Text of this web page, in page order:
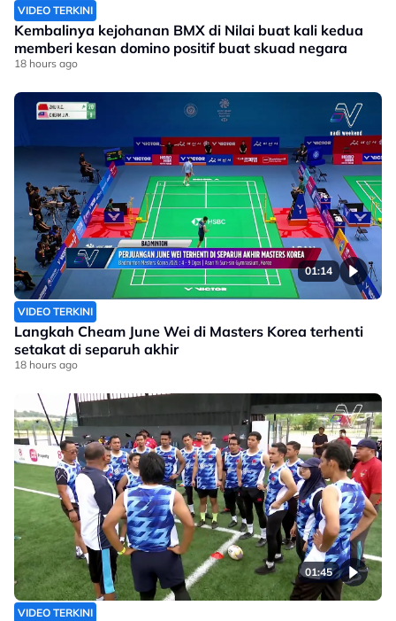
VIDEO TERKINI
Kembalinya kejohanan BMX di Nilai buat kali kedua
memberi kesan domino positif buat skuad negara
18 hours ago
01:14
VIDEO TERKINI
Langkah Cheam June Wei di Masters Korea terhenti
setakat di separuh akhir
18 hours ago
01:45
VIDEO TERKINI